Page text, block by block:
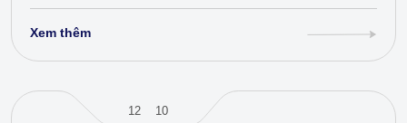
Xem thêm
12 10